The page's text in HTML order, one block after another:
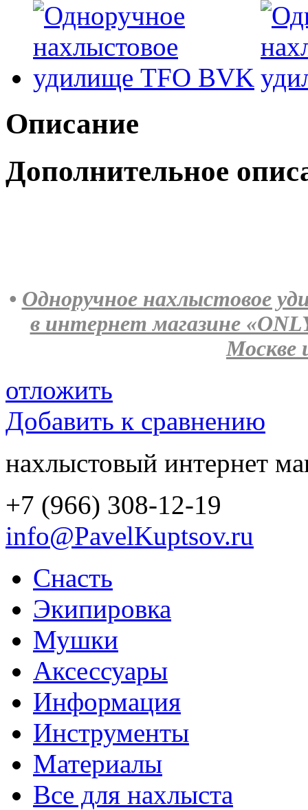
Описание
Дополнительное
• Одноручное нахлыстовое
в интернет магазине
Москве
отложить
Добавить к сравнению
нахлыстовый интернет
+7 (966) 308-12-19
info@PavelKuptsov.ru
Снасть
Экипировка
Мушки
Аксессуары
Информация
Инструменты
Материалы
Все для нахлыста